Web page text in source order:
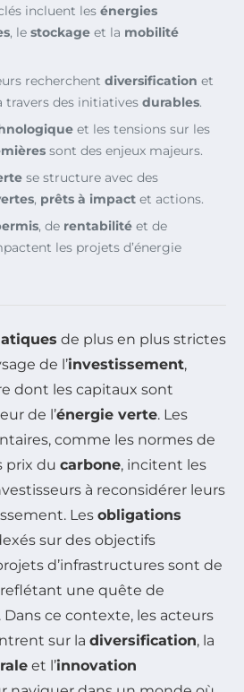
incluent les énergies
, le stockage et la mobilité
recherchent diversification et
travers des initiatives durables.
et les tensions sur les
sont des enjeux majeurs.
se structure avec des
, prêts à impact et actions.
, de rentabilité et de
les projets d’énergie
de plus en plus strictes
de l’investissement,
dont les capitaux sont
de l’énergie verte. Les
comme les normes de
prix du carbone, incitent les
à reconsidérer leurs
Les obligations
sur des objectifs
d’infrastructures sont de
une quête de
Dans ce contexte, les acteurs
sur la diversification, la
et l’innovation